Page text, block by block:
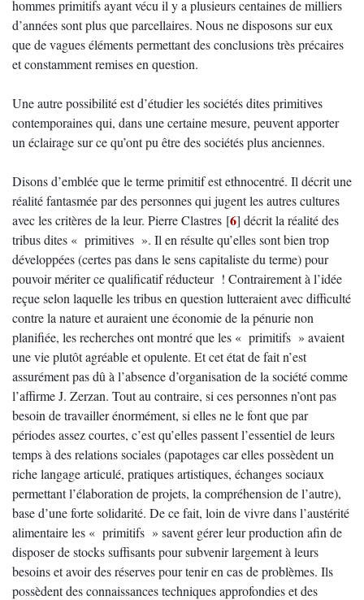
hommes primitifs ayant vécu il y a plusieurs centaines de milliers
d’années sont plus que parcellaires. Nous ne disposons sur eux
que de vagues éléments permettant des conclusions très précaires
et constamment remises en question.
Une autre possibilité est d’étudier les sociétés dites primitives
contemporaines qui, dans une certaine mesure, peuvent apporter
un éclairage sur ce qu’ont pu être des sociétés plus anciennes.
Disons d’emblée que le terme primitif est ethnocentré. Il décrit une
réalité fantasmée par des personnes qui jugent les autres cultures
avec les critères de la leur. Pierre Clastres [6] décrit la réalité des
tribus dites « primitives ». Il en résulte qu’elles sont bien trop
développées (certes pas dans le sens capitaliste du terme) pour
pouvoir mériter ce qualificatif réducteur ! Contrairement à l’idée
reçue selon laquelle les tribus en question lutteraient avec difficulté
contre la nature et auraient une économie de la pénurie non
planifiée, les recherches ont montré que les « primitifs » avaient
une vie plutôt agréable et opulente. Et cet état de fait n’est
assurément pas dû à l’absence d’organisation de la société comme
l’affirme J. Zerzan. Tout au contraire, si ces personnes n’ont pas
besoin de travailler énormément, si elles ne le font que par
périodes assez courtes, c’est qu’elles passent l’essentiel de leurs
temps à des relations sociales (papotages car elles possèdent un
riche langage articulé, pratiques artistiques, échanges sociaux
permettant l’élaboration de projets, la compréhension de l’autre),
base d’une forte solidarité. De ce fait, loin de vivre dans l’austérité
alimentaire les « primitifs » savent gérer leur production afin de
disposer de stocks suffisants pour subvenir largement à leurs
besoins et avoir des réserves pour tenir en cas de problèmes. Ils
possèdent des connaissances techniques approfondies et des